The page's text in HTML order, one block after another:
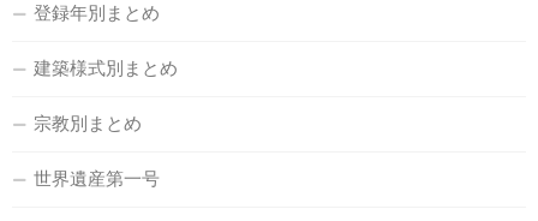
登録年別まとめ
建築様式別まとめ
宗教別まとめ
世界遺産第一号